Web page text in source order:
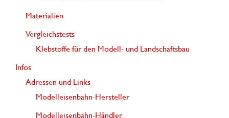
Materialien
Vergleichstests
Klebstoffe für den Modell- und Landschaftsbau
Infos
Adressen und Links
Modelleisenbahn-Hersteller
Modelleisenbahn-Händler